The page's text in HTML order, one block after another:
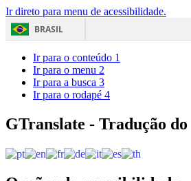
Ir direto para menu de acessibilidade.
BRASIL
Ir para o conteúdo 1
Ir para o menu 2
Ir para a busca 3
Ir para o rodapé 4
GTranslate - Tradução do